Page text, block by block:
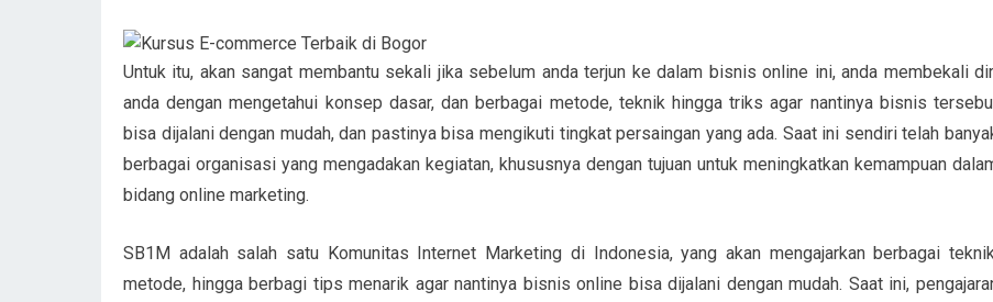
Untuk itu, akan sangat membantu sekali jika sebelum anda terjun ke dalam bisnis online ini, anda membekali
anda dengan mengetahui konsep dasar, dan berbagai metode, teknik hingga triks agar nantinya bisnis
bisa dijalani dengan mudah, dan pastinya bisa mengikuti tingkat persaingan yang ada. Saat ini sendiri telah
berbagai organisasi yang mengadakan kegiatan, khususnya dengan tujuan untuk meningkatkan kemampuan
bidang online marketing.
SB1M adalah salah satu Komunitas Internet Marketing di Indonesia, yang akan mengajarkan berbagai
metode, hingga berbagi tips menarik agar nantinya bisnis online bisa dijalani dengan mudah. Saat ini,